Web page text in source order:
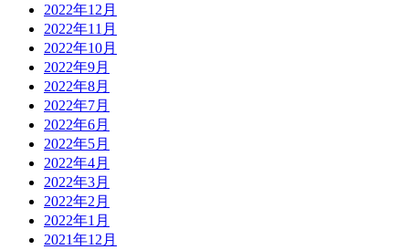
2022年12月
2022年11月
2022年10月
2022年9月
2022年8月
2022年7月
2022年6月
2022年5月
2022年4月
2022年3月
2022年2月
2022年1月
2021年12月